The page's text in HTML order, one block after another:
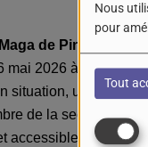
Nous
pour
Tout
de Pineuilh
2026 à la salle
situation, une
de la section du
accessible à tous et